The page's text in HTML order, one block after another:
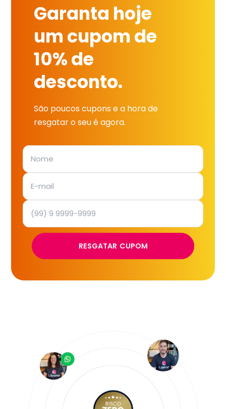
Garanta hoje
um cupom de
10% de
desconto.
São poucos cupons e a hora de
resgatar o seu é agora.
RESGATAR CUPOM